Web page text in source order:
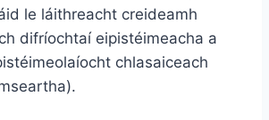
le láithreacht creideamh
difríochtaí eipistéimeacha a
chlasaiceach